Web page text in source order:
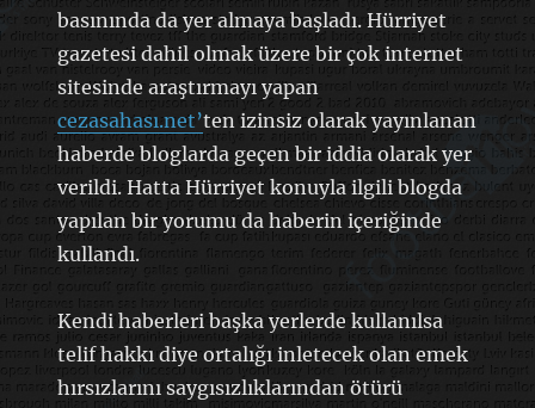
basınında da yer almaya başladı. Hürriyet
gazetesi dahil olmak üzere bir çok internet
sitesinde araştırmayı yapan
cezasahası.net’ten izinsiz olarak yayınlanan
haberde bloglarda geçen bir iddia olarak yer
verildi. Hatta Hürriyet konuyla ilgili blogda
yapılan bir yorumu da haberin içeriğinde
kullandı.
Kendi haberleri başka yerlerde kullanılsa
telif hakkı diye ortalığı inletecek olan emek
hırsızlarını saygısızlıklarından ötürü